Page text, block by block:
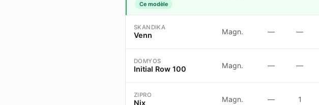
Ce modèle
SKANDIKA
Venn Magn. — —
DOMYOS
Initial Row 100 Magn. — —
ZIPRO
Nix Magn. — 1